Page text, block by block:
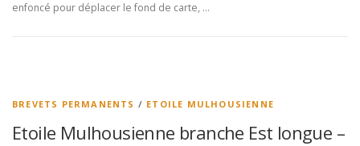
enfoncé pour déplacer le fond de carte, …
BREVETS PERMANENTS / ETOILE MULHOUSIENNE
Etoile Mulhousienne branche Est longue –